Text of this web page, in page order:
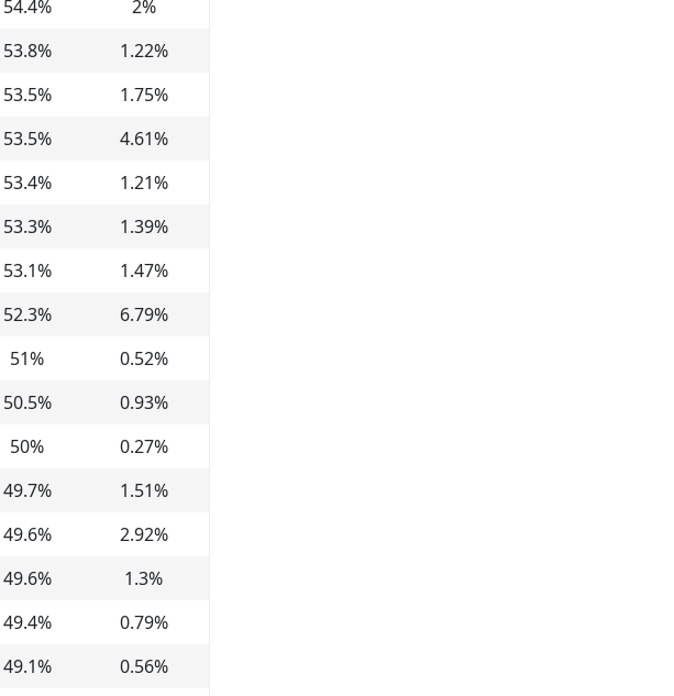
54.4% 2%
53.8% 1.22%
53.5% 1.75%
53.5% 4.61%
53.4% 1.21%
53.3% 1.39%
53.1% 1.47%
52.3% 6.79%
51% 0.52%
50.5% 0.93%
50% 0.27%
49.7% 1.51%
49.6% 2.92%
49.6% 1.3%
49.4% 0.79%
49.1% 0.56%